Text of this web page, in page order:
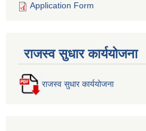
Application Form
राजस्व सुधार कार्ययोजना
राजस्व सुधार कार्ययोजना